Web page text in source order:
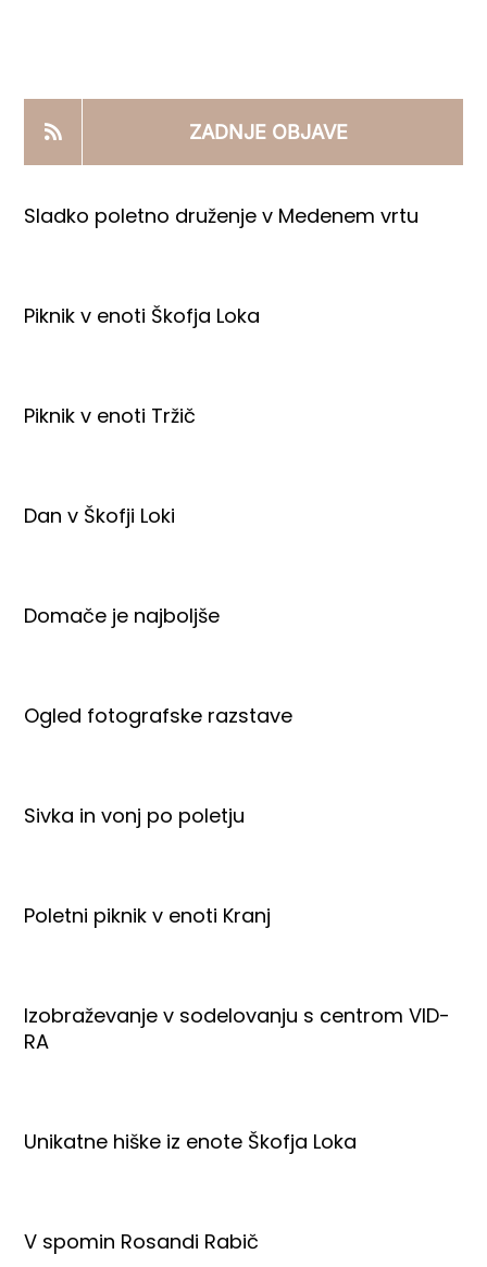
PRODAJNI IZDELKI
AKTUALNO
ZADNJE OBJAVE
Sladko poletno druženje v Medenem vrtu
Piknik v enoti Škofja Loka
Piknik v enoti Tržič
Dan v Škofji Loki
Domače je najboljše
Ogled fotografske razstave
Sivka in vonj po poletju
Poletni piknik v enoti Kranj
Izobraževanje v sodelovanju s centrom VID-
RA
Unikatne hiške iz enote Škofja Loka
V spomin Rosandi Rabič